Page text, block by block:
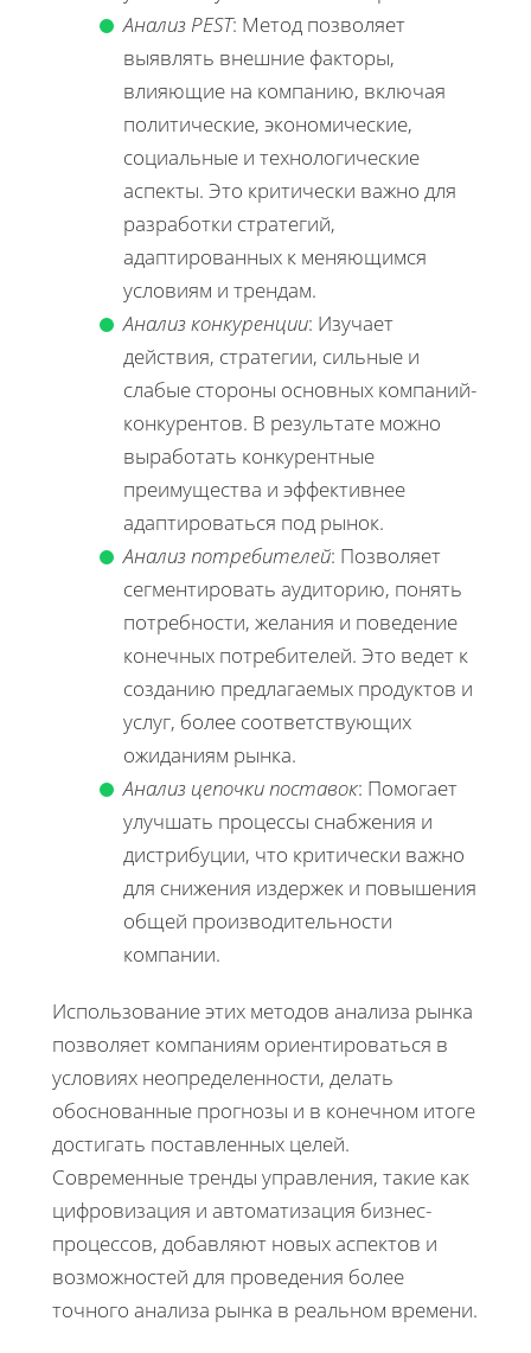
Анализ PEST: Метод позволяет
выявлять внешние факторы,
влияющие на компанию, включая
политические, экономические,
социальные и технологические
аспекты. Это критически важно для
разработки стратегий,
адаптированных к меняющимся
условиям и трендам.
Анализ конкуренции: Изучает
действия, стратегии, сильные и
слабые стороны основных компаний-
конкурентов. В результате можно
выработать конкурентные
преимущества и эффективнее
адаптироваться под рынок.
Анализ потребителей: Позволяет
сегментировать аудиторию, понять
потребности, желания и поведение
конечных потребителей. Это ведет к
созданию предлагаемых продуктов и
услуг, более соответствующих
ожиданиям рынка.
Анализ цепочки поставок: Помогает
улучшать процессы снабжения и
дистрибуции, что критически важно
для снижения издержек и повышения
общей производительности
компании.
Использование этих методов анализа рынка
позволяет компаниям ориентироваться в
условиях неопределенности, делать
обоснованные прогнозы и в конечном итоге
достигать поставленных целей.
Современные тренды управления, такие как
цифровизация и автоматизация бизнес-
процессов, добавляют новых аспектов и
возможностей для проведения более
точного анализа рынка в реальном времени.